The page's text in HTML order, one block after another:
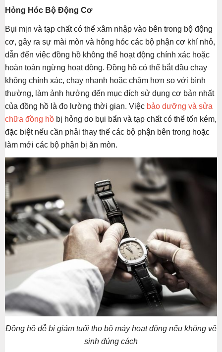
Hỏng Hóc Bộ Động Cơ
Bụi mịn và tạp chất có thể xâm nhập vào bên trong bộ động
cơ, gây ra sự mài mòn và hỏng hóc các bộ phận cơ khí nhỏ,
dẫn đến việc đồng hồ không thể hoạt động chính xác hoặc
hoàn toàn ngừng hoạt động. Đồng hồ có thể bắt đầu chạy
không chính xác, chạy nhanh hoặc chậm hơn so với bình
thường, làm ảnh hưởng đến mục đích sử dụng cơ bản nhất
của đồng hồ là đo lường thời gian. Việc bảo dưỡng và sửa
chữa đồng hồ bị hỏng do bụi bẩn và tạp chất có thể tốn kém,
đặc biệt nếu cần phải thay thế các bộ phận bên trong hoặc
làm mới các bộ phận bị ăn mòn.
Đồng hồ dễ bị giảm tuổi thọ bộ máy hoạt động nếu không vệ
sinh đúng cách